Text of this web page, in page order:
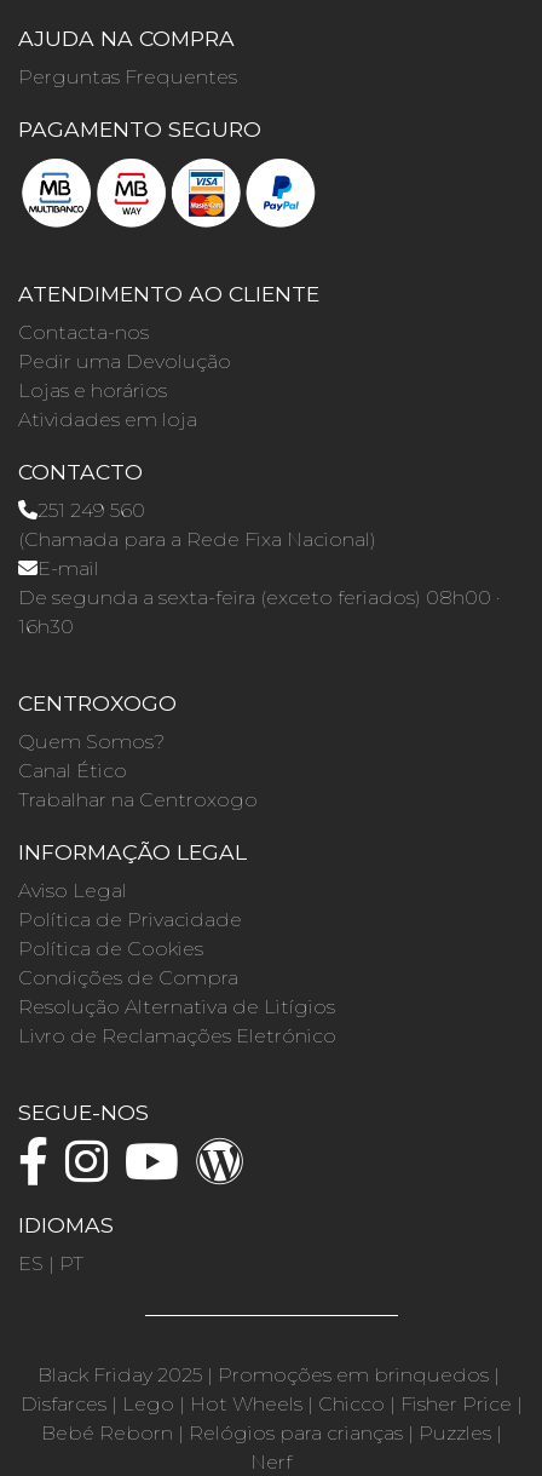
AJUDA NA COMPRA
Perguntas Frequentes
PAGAMENTO SEGURO
ATENDIMENTO AO CLIENTE
Contacta-nos
Pedir uma Devolução
Lojas e horários
Atividades em loja
CONTACTO
251 249 560
(Chamada para a Rede Fixa Nacional)
E-mail
De segunda a sexta-feira (exceto feriados) 08h00 ·
16h30
CENTROXOGO
Quem Somos?
Canal Ético
Trabalhar na Centroxogo
INFORMAÇÃO LEGAL
Aviso Legal
Política de Privacidade
Política de Cookies
Condições de Compra
Resolução Alternativa de Litígios
Livro de Reclamações Eletrónico
SEGUE-NOS
IDIOMAS
ES | PT
Black Friday 2025 | Promoções em brinquedos |
Disfarces| Lego | Hot Wheels| Chicco | Fisher Price |
Bebé Reborn | Relógios para crianças| Puzzles|
Nerf